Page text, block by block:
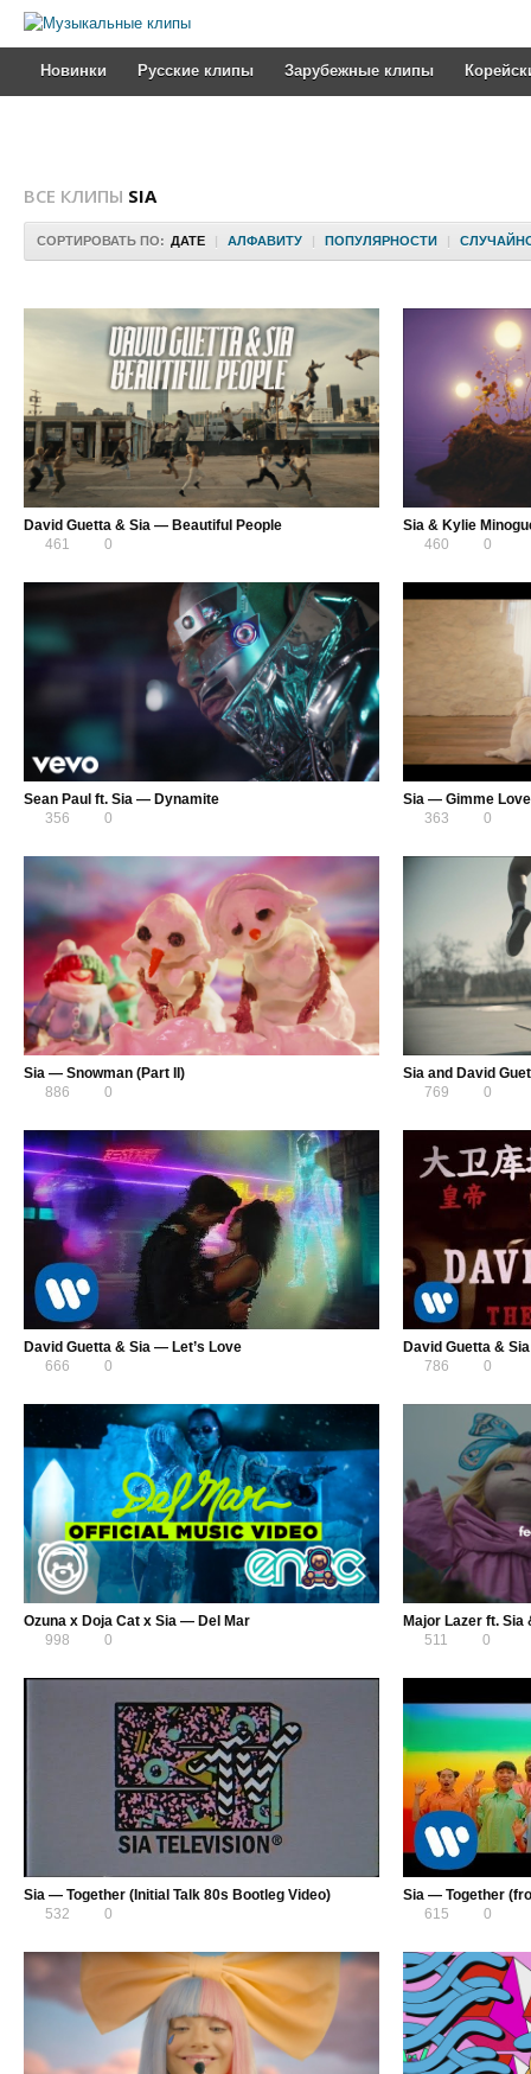
Новинки Русские клипы Зарубежные клипы
ВСЕ КЛИПЫ SIA
СОРТИРОВАТЬ ПО: ДАТЕ | АЛФАВИТУ | ПОПУЛЯРНОСТИ |
David Guetta & Sia — Beautiful People
461
0
Sia & Kylie
460
0
Sean Paul ft. Sia — Dynamite
356
0
Sia — Gimme Love
363
0
Sia — Snowman (Part II)
886
0
Sia and David
769
0
David Guetta & Sia — Let’s Love
666
0
David Guetta &
786
0
Ozuna x Doja Cat x Sia — Del Mar
998
0
Major Lazer ft.
511
0
Sia — Together (Initial Talk 80s Bootleg Video)
532
0
Sia — Together
615
0